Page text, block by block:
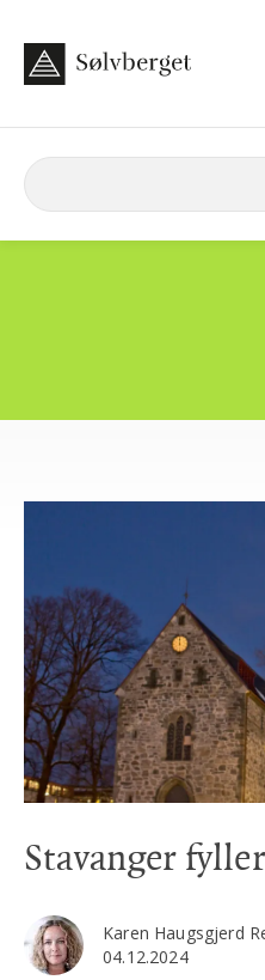
Stavanger
Karen Haugsgjerd
04.12.2024